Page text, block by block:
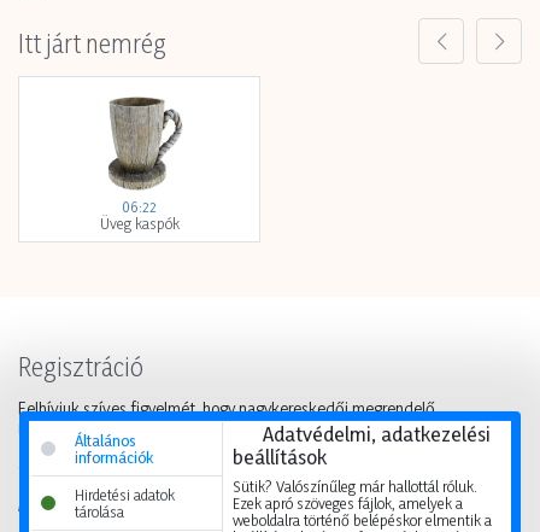
Itt járt nemrég
06:22
Üveg kaspók
Regisztráció
Felhívjuk szíves figyelmét, hogy nagykereskedői megrendelő
rendszerünket kizárólag viszonteladók vehetik igénybe, a regisztrációs
űrlapon kitöltött adatokat legfeljebb 2 munkanapon belül ellenőrizzük
és külön e-mailben tájékoztatjuk a jóváhagyásról.
Magánvásárlókat kérjük, keressék viszonteladó partnereinket.
Általános
információk
Hirdetési adatok
tárolása
Adatvédelmi, adatkezelési
beállítások
Sütik? Valószínűleg már hallottál róluk.
Ezek apró szöveges fájlok, amelyek a
weboldalra történő belépéskor elmentik a